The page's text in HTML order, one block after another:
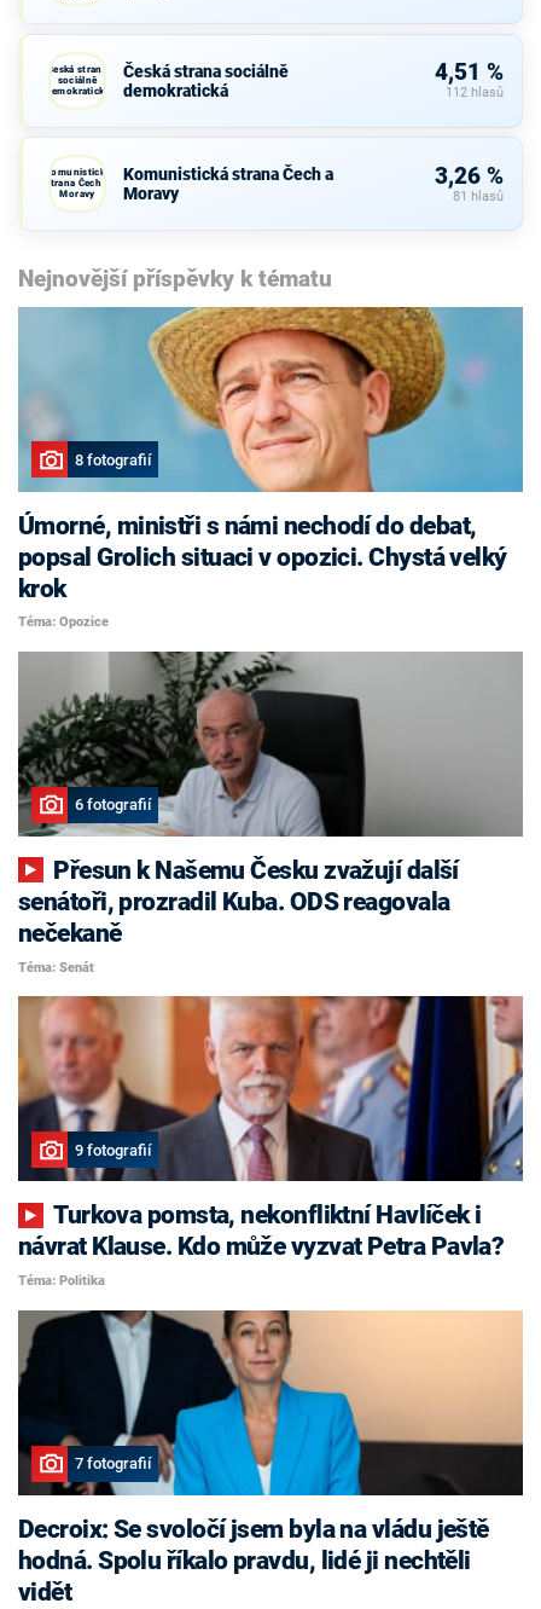
Česká strana
sociálně
demokratická
Česká strana sociálně
demokratická
4,51 %
112 hlasů
Komunistická
strana Čech a
Moravy
Komunistická strana Čech a
Moravy
3,26 %
81 hlasů
Nejnovější příspěvky k tématu
8 fotografií
Úmorné, ministři s námi nechodí do debat,
popsal Grolich situaci v opozici. Chystá velký
krok
Téma: Opozice
6 fotografií
senátoři, prozradil Kuba. ODS reagovala
nečekaně
Téma: Senát
9 fotografií
Turkova pomsta, nekonfliktní Havlíček i
návrat Klause. Kdo může vyzvat Petra Pavla?
Téma: Politika
7 fotografií
Decroix: Se svoločí jsem byla na vládu ještě
hodná. Spolu říkalo pravdu, lidé ji nechtěli
vidět